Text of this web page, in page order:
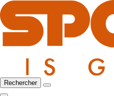
Rechercher